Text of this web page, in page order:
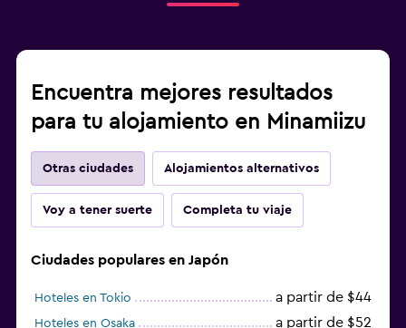
Encuentra mejores resultados
para tu alojamiento en Minamiizu
Otras ciudades Alojamientos alternativos
Voy a tener suerte Completa tu viaje
Ciudades populares en Japón
Hoteles en Tokio a partir de $44
Hoteles en Osaka a partir de $52